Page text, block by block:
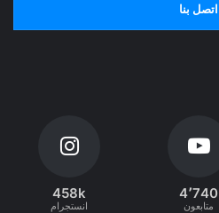
اتصل بنا
4٬740
متابعون
458k
انستجرام